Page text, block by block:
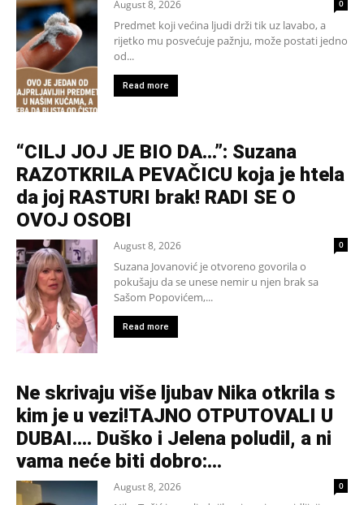
August 8, 2026 0
Predmet koji većina ljudi drži tik uz lavabo, a
rijetko mu posvećuje pažnju, može postati jedno
od...
Read more
“CILJ JOJ JE BIO DA…”: Suzana
RAZOTKRILA PEVAČICU koja je htela
da joj RASTURI brak! RADI SE O
OVOJ OSOBI
August 8, 2026 0
Suzana Jovanović je otvoreno govorila o
pokušaju da se unese nemir u njen brak sa
Sašom Popovićem,...
Read more
Ne skrivaju više ljubav Nika otkrila s
kim je u vezi!TAJNO OTPUTOVALI U
DUBAI…. Duško i Jelena poludil, a ni
vama neće biti dobro:...
August 8, 2026 0